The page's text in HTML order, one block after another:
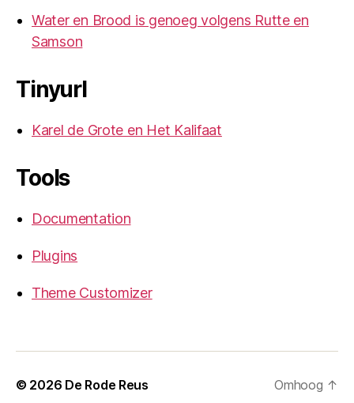
Water en Brood is genoeg volgens Rutte en
Samson
Tinyurl
Karel de Grote en Het Kalifaat
Tools
Documentation
Plugins
Theme Customizer
© 2026 De Rode Reus Omhoog ↑